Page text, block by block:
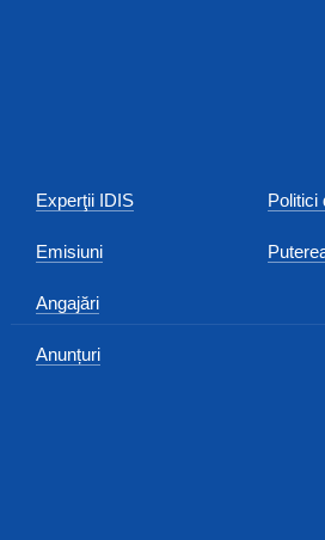
Experţii IDIS
Emisiuni
Angajări
Anunțuri
Politici